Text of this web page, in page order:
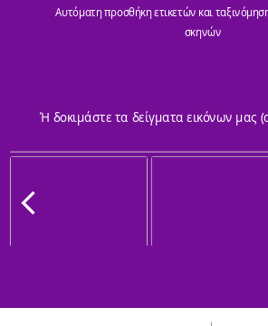
Αυτόματη προσθήκη ετικετών και
σκηνών
Ή δοκιμάστε τα δείγματα εικόνων μας